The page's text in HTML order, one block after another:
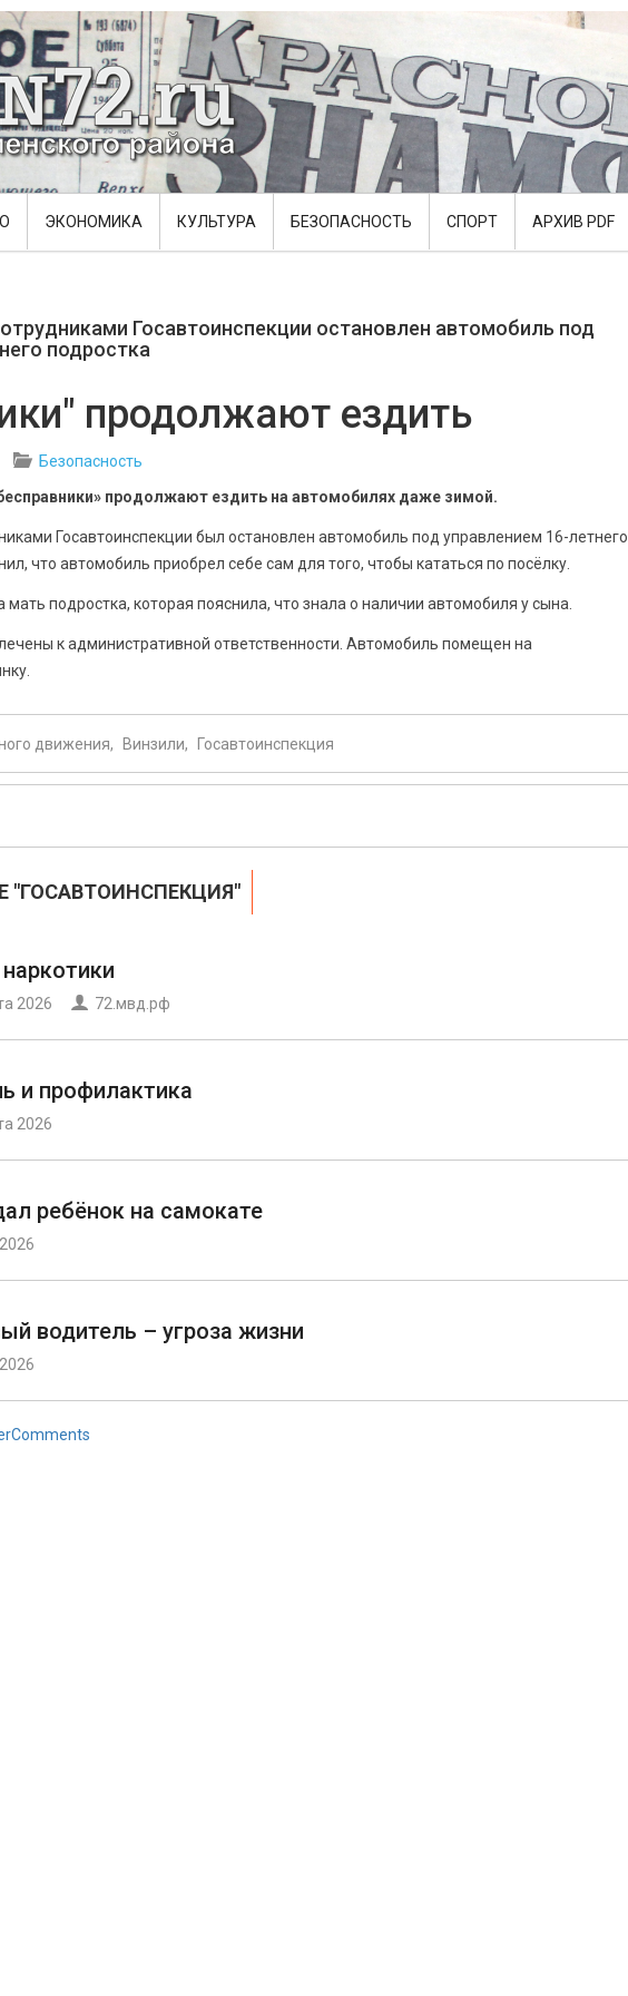
ЭКОНОМИКА КУЛЬТУРА БЕЗОПАСНОСТЬ СПОРТ АРХИВ PDF
Госавтоинспекции остановлен автомобиль под
подростка
продолжают ездить
Безопасность
продолжают ездить на автомобилях даже зимой.
Госавтоинспекции был остановлен автомобиль под управлением 16-летнего
что автомобиль приобрел себе сам для того, чтобы кататься по посёлку.
подростка, которая пояснила, что знала о наличии автомобиля у сына.
к административной ответственности. Автомобиль помещен на
движения Винзили Госавтоинспекция
"ГОСАВТОИНСПЕКЦИЯ"
2026 72.мвд.рф
и профилактика
2026
ребёнок на самокате
водитель – угроза жизни